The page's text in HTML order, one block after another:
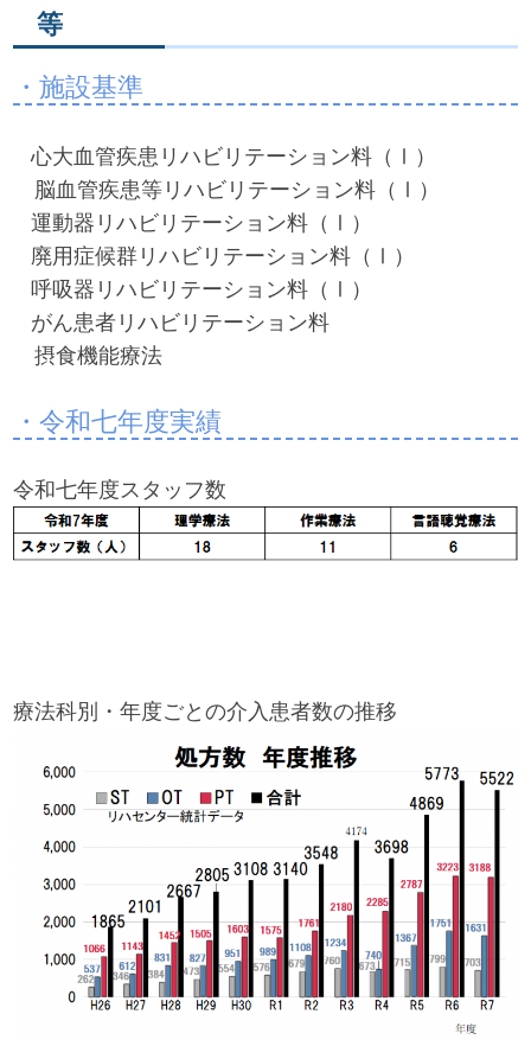
等
・施設基準
心大血管疾患リハビリテーション料（Ⅰ）
脳血管疾患等リハビリテーション料（Ⅰ）
運動器リハビリテーション料（Ⅰ）
廃用症候群リハビリテーション料（Ⅰ）
呼吸器リハビリテーション料（Ⅰ）
がん患者リハビリテーション料
摂食機能療法
・令和七年度実績
令和七年度スタッフ数
療法科別・年度ごとの介入患者数の推移